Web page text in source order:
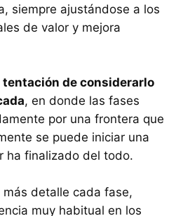
siempre ajustándose a los
de valor y mejora
tentación de considerarlo
, en donde las fases
por una frontera que
se puede iniciar una
ha finalizado del todo.
detalle cada fase,
muy habitual en los